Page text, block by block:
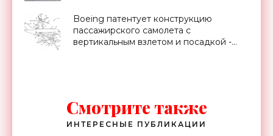
Boeing патентует конструкцию
пассажирского самолета с
вертикальным взлетом и посадкой -
Смотрите также
ИНТЕРЕСНЫЕ ПУБЛИКАЦИИ